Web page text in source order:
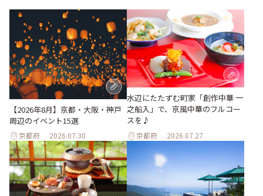
【2026年8月】京都・大阪・神戸
周辺のイベント15選
京都府 2026.07.30
水辺にたたずむ町家「創作中華 一
之船入」で、京風中華のフルコー
スを♪
京都府 2026.07.27